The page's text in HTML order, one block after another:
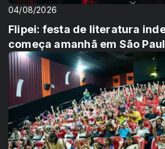
04/08/2026
Flipei: festa de literatura
começa amanhã em São